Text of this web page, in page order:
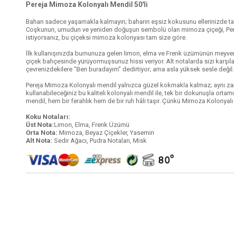
Pereja Mimoza Kolonyalı Mendil 50'li
Baharı sadece yaşamakla kalmayın; baharın eşsiz kokusunu ellerinizde
Coşkunun, umudun ve yeniden doğuşun sembolü olan mimoza çiçeği,
istiyorsanız, bu çiçeksi mimoza kolonyası tam size göre.
İlk kullanışınızda burnunuza gelen limon, elma ve Frenk üzümünün
çiçek bahçesinde yürüyormuşsunuz hissi veriyor. Alt notalarda sizi
çevrenizdekilere “Ben buradayım” dedirtiyor; ama asla yüksek sesle
Pereja Mimoza Kolonyalı mendil yalnızca güzel kokmakla kalmaz; aynı
kullanabileceğiniz bu kaliteli kolonyalı mendil ile, tek bir dokunuşla
mendil, hem bir ferahlık hem de bir ruh hâli taşır. Çünkü Mimoza
Koku Notaları:
Üst Nota:Limon, Elma, Frenk Üzümü
Orta Nota: Mimoza, Beyaz Çiçekler, Yasemin
Alt Nota: Sedir Ağacı, Pudra Notaları, Misk